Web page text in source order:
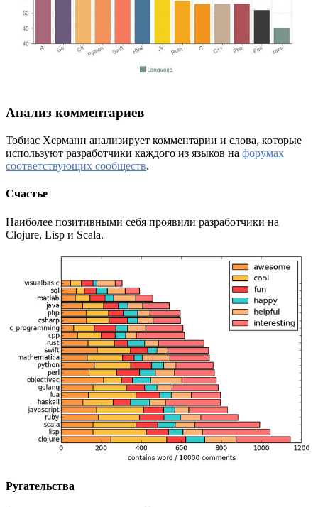
Анализ комментариев
Тобиас Херманн анализирует комментарии и слова, которые
используют разработчики каждого из языков на форумах
соответствующих сообществ.
Счастье
Наиболее позитивными себя проявили разработчики на
Clojure, Lisp и Scala.
Ругательства